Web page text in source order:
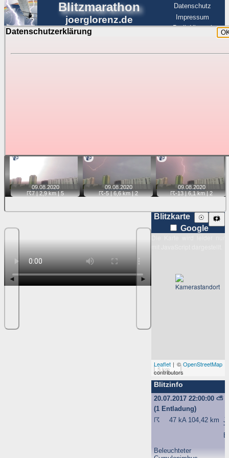
Datenschutzerklärung
Blitzmarathon
joerglorenz.de
Datenschutz
Impressum
BerlinHimmel
Blitzmarathon
Luftfahrt
📹
09.08. 2020
☈7| 2,9 km |5
📹
09.08. 2020
☈-5| 6,6 km |2
📹
09.08. 2020
☈-13| 6,1 km |2
◄ ►
Blitzkarte 🗱
☉
Google
5 km
Leaflet | ©OpenStreetMap
contributors
Blitzinfo
20.07.2017 22:00:00⛅
(1 Entladung)
☈
47 kA 104,42 km
Beleuchteter